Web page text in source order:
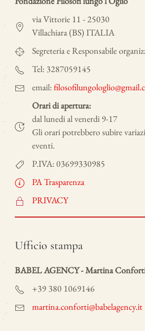
via Vittorie 11 - 25030
Villachiara (BS) ITALIA
Segreteria e Responsabile
Tel: 3287059145
email:
Orari di apertura:
dal lunedi al venerdi 9-17
Gli orari potrebbero subire
eventi.
P.IVA: 03699330985
PA Trasparenza
PRIVACY
Ufficio stampa
BABEL AGENCY - Martina
+39 380 1069146
martina.conforti@babelagency.it